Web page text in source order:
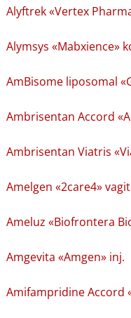
Alyftrek «Vertex
Alymsys «Mabxience»
AmBisome liposomal
Ambrisentan Accord
Ambrisentan Viatris
Amelgen «2care4»
Ameluz «Biofrontera
Amgevita «Amgen» inj.
Amifampridine Accord